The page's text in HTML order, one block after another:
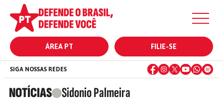
ÁREA PT FILIE-SE
NOTÍCIAS Sidonio Palmeira
SIGA NOSSAS REDES